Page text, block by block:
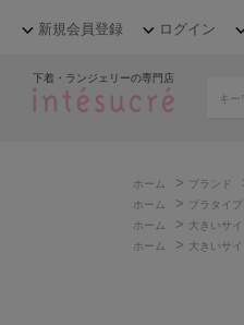
新規会員登録 ログイン
下着・ランジェリーの専門店
ホーム > ブランド
ホーム
> ブラタイプ
ホーム
> 大きいサ
ホーム
> 大きいサ